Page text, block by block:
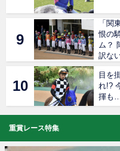
「関
恨の
ム？
訳な
目を
れ!?
揮も
重賞レース特集